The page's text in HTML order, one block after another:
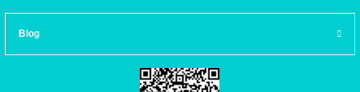
Blog